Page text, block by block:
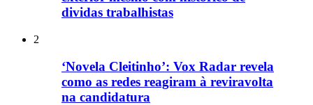
dividas trabalhistas
2
‘Novela Cleitinho’: Vox Radar revela
como as redes reagiram à reviravolta
na candidatura